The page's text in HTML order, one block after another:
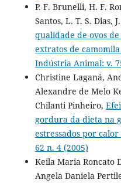
P. F. Brunelli, H. F.
Santos, L. T. S. Dias,
qualidade de ovos
extratos de
Indústria Animal: v.
Christine Laganá,
Alexandre de Melo
Chilanti Pinheiro,
gordura da dieta na
estressados por calor
62 n. 4 (2005)
Keila Maria Roncato
Angela Daniela